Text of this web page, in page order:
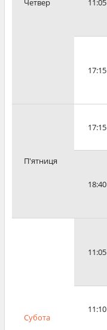
Четвер 11:05
17:15
П'ятниця
17:15
18:40
Субота
11:05
11:10